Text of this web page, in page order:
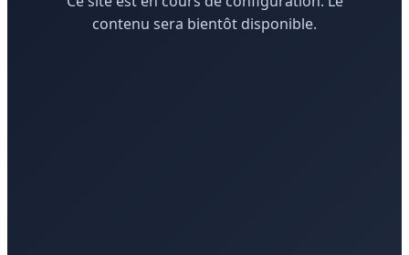
contenu sera bientôt disponible.